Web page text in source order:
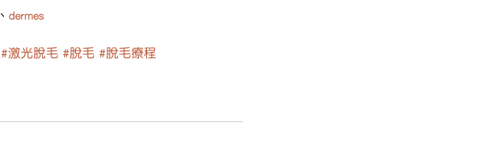
、 dermes
#激光脫毛 #脫毛 #脫毛療程